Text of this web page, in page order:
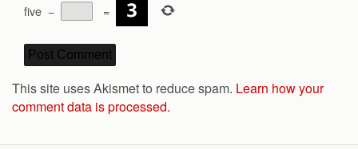
five − =
This site uses Akismet to reduce spam. Learn how your
comment data is processed.